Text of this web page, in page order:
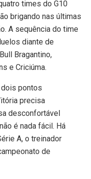
times do G10
brigando nas últimas
A sequência do time
diante de
Bragantino,
e Criciúma.
dois pontos
precisa
desconfortável
é nada fácil. Há
A, o treinador
de